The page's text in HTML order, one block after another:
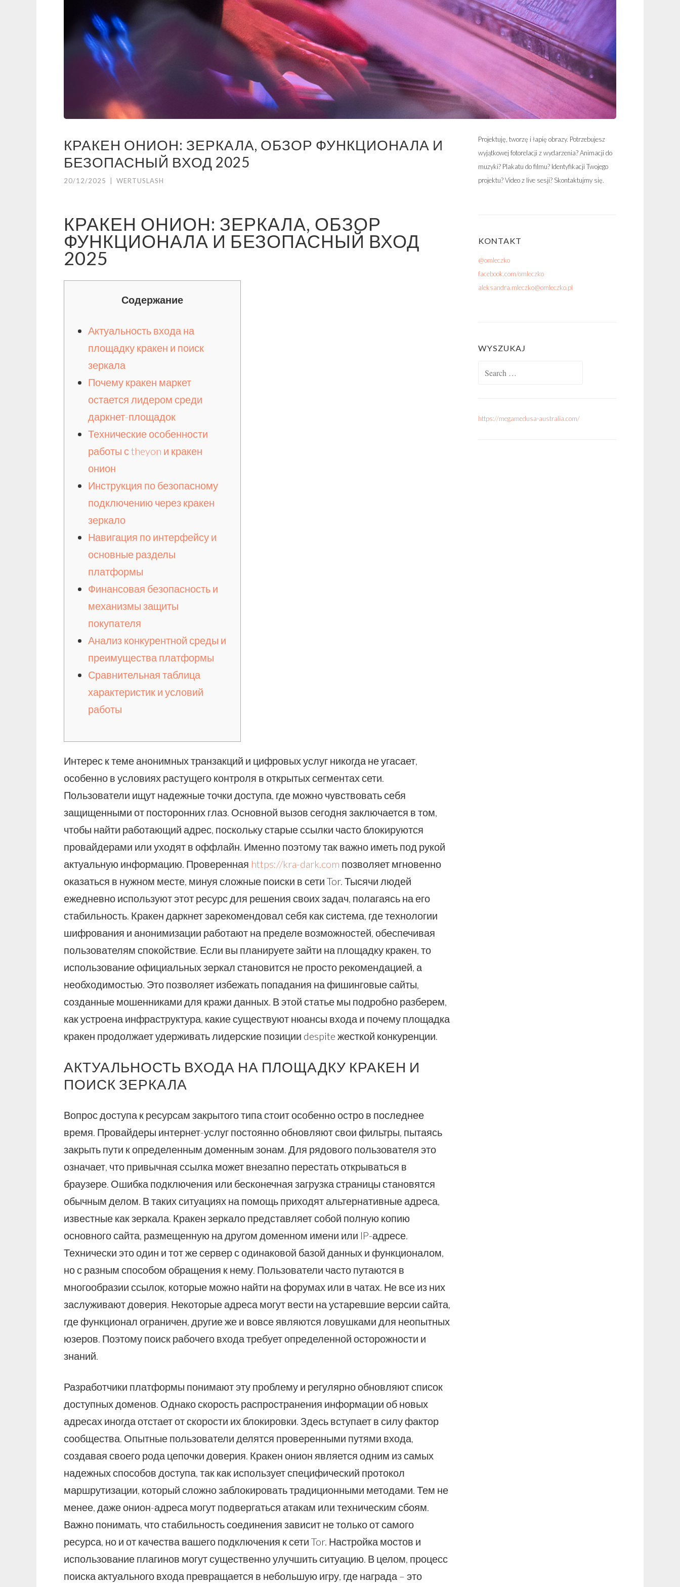
КРАКЕН ОНИОН: ЗЕРКАЛА, ОБЗОР ФУНКЦИОНАЛА И
БЕЗОПАСНЫЙ ВХОД 2025
20/12/2025 WERTUSLASH
КРАКЕН ОНИОН: ЗЕРКАЛА, ОБЗОР
ФУНКЦИОНАЛА И БЕЗОПАСНЫЙ ВХОД
2025
Содержание
Актуальность входа на
площадку кракен и поиск
зеркала
Почему кракен маркет
остается лидером среди
даркнет-площадок
Технические особенности
работы с theyon и кракен
онион
Инструкция по безопасному
подключению через кракен
зеркало
Навигация по интерфейсу и
основные разделы
платформы
Финансовая безопасность и
механизмы защиты
покупателя
Анализ конкурентной среды и
преимущества платформы
Сравнительная таблица
характеристик и условий
работы
Интерес к теме анонимных транзакций и цифровых услуг никогда не угасает,
особенно в условиях растущего контроля в открытых сегментах сети.
Пользователи ищут надежные точки доступа, где можно чувствовать себя
защищенными от посторонних глаз. Основной вызов сегодня заключается в том,
чтобы найти работающий адрес, поскольку старые ссылки часто блокируются
провайдерами или уходят в оффлайн. Именно поэтому так важно иметь под рукой
актуальную информацию. Проверенная https://kra-dark.com позволяет мгновенно
оказаться в нужном месте, минуя сложные поиски в сети Tor. Тысячи людей
ежедневно используют этот ресурс для решения своих задач, полагаясь на его
стабильность. Кракен даркнет зарекомендовал себя как система, где технологии
шифрования и анонимизации работают на пределе возможностей, обеспечивая
пользователям спокойствие. Если вы планируете зайти на площадку кракен, то
использование официальных зеркал становится не просто рекомендацией, а
необходимостью. Это позволяет избежать попадания на фишинговые сайты,
созданные мошенниками для кражи данных. В этой статье мы подробно разберем,
как устроена инфраструктура, какие существуют нюансы входа и почему площадка
кракен продолжает удерживать лидерские позиции despite жесткой конкуренции.
АКТУАЛЬНОСТЬ ВХОДА НА ПЛОЩАДКУ КРАКЕН И
ПОИСК ЗЕРКАЛА
Вопрос доступа к ресурсам закрытого типа стоит особенно остро в последнее
время. Провайдеры интернет-услуг постоянно обновляют свои фильтры, пытаясь
закрыть пути к определенным доменным зонам. Для рядового пользователя это
означает, что привычная ссылка может внезапно перестать открываться в
браузере. Ошибка подключения или бесконечная загрузка страницы становятся
обычным делом. В таких ситуациях на помощь приходят альтернативные адреса,
известные как зеркала. Кракен зеркало представляет собой полную копию
основного сайта, размещенную на другом доменном имени или IP-адресе.
Технически это один и тот же сервер с одинаковой базой данных и функционалом,
но с разным способом обращения к нему. Пользователи часто путаются в
многообразии ссылок, которые можно найти на форумах или в чатах. Не все из них
заслуживают доверия. Некоторые адреса могут вести на устаревшие версии сайта,
где функционал ограничен, другие же и вовсе являются ловушками для неопытных
юзеров. Поэтому поиск рабочего входа требует определенной осторожности и
знаний.
Разработчики платформы понимают эту проблему и регулярно обновляют список
доступных доменов. Однако скорость распространения информации об новых
адресах иногда отстает от скорости их блокировки. Здесь вступает в силу фактор
сообщества. Опытные пользователи делятся проверенными путями входа,
создавая своего рода цепочки доверия. Кракен онион является одним из самых
надежных способов доступа, так как использует специфический протокол
маршрутизации, который сложно заблокировать традиционными методами. Тем не
менее, даже онион-адреса могут подвергаться атакам или техническим сбоям.
Важно понимать, что стабильность соединения зависит не только от самого
ресурса, но и от качества вашего подключения к сети Tor. Настройка мостов и
использование плагинов могут существенно улучшить ситуацию. В целом, процесс
поиска актуального входа превращается в небольшую игру, где награда – это
Projektuję, tworzę i łapię obrazy. Potrzebujesz
wyjątkowej fotorelacji z wydarzenia? Animacji do
muzyki? Plakatu do filmu? Identyfikacji Twojego
projektu? Video z live sesji? Skontaktujmy się.
KONTAKT
@omleczko
facebook.com/omleczko
aleksandra.mleczko@omleczko.pl
WYSZUKAJ
https://megamedusa-australia.com/